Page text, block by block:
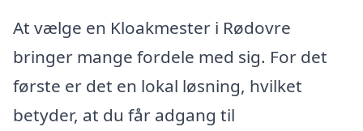
At vælge en Kloakmester i Rødovre
bringer mange fordele med sig. For det
første er det en lokal løsning, hvilket
betyder, at du får adgang til